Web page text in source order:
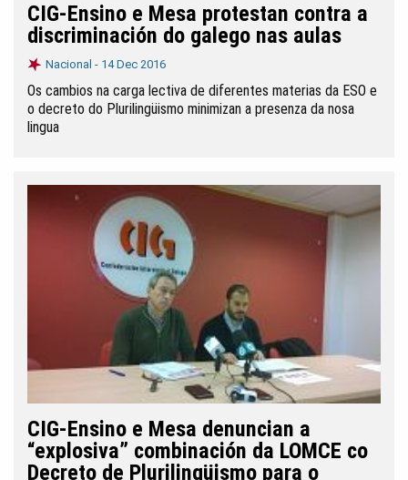
CIG-Ensino e Mesa protestan contra a
discriminación do galego nas aulas
Nacional - 14 Dec 2016
Os cambios na carga lectiva de diferentes materias da ESO e
o decreto do Plurilingüismo minimizan a presenza da nosa
lingua
CIG-Ensino e Mesa denuncian a
“explosiva” combinación da LOMCE co
Decreto de Plurilingüismo para o